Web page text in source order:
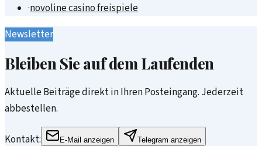
·novoline casino freispiele
Newsletter
Bleiben Sie auf dem Laufenden
Aktuelle Beiträge direkt in Ihren Posteingang. Jederzeit
abbestellen.
Kontakt: E-Mail anzeigen Telegram anzeigen